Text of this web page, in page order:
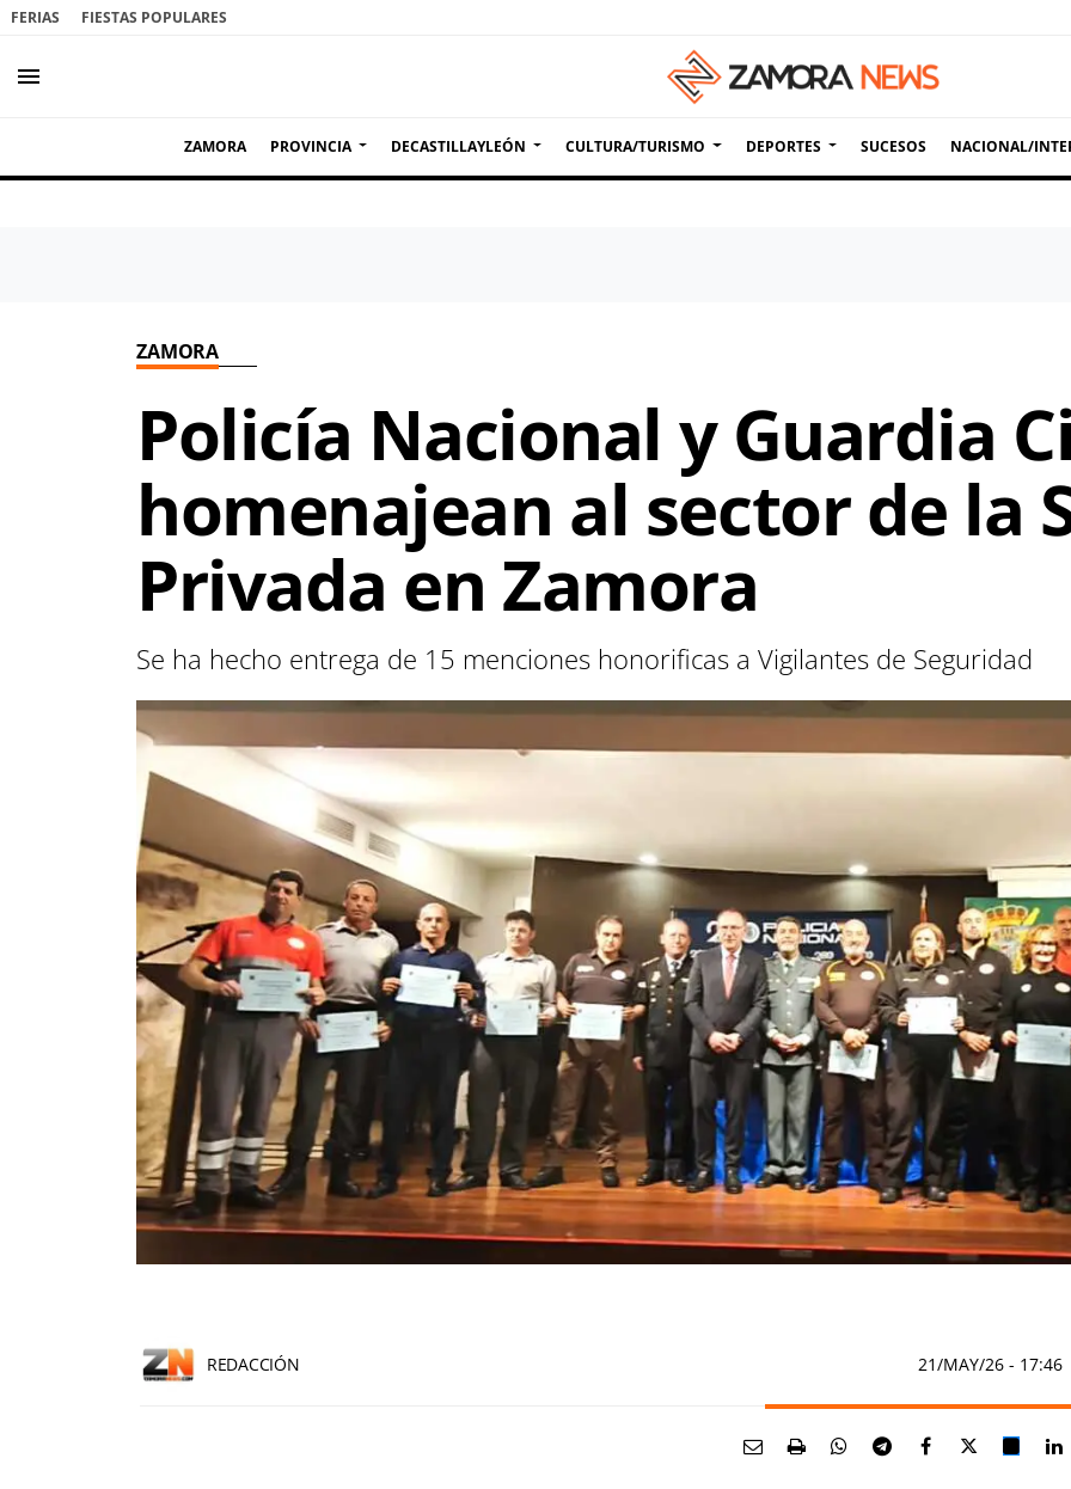
FERIAS FIESTAS POPULARES
menu
ZAMORA PROVINCIA DECASTILLAYLEÓN CULTURA/TURISMO DEPORTES SUCESOS NACIONAL/
ZAMORA
Policía Nacional y Guardia
homenajean al sector de la
Privada en Zamora
Se ha hecho entrega de 15 menciones honorificas a Vigilantes de Seguridad
REDACCIÓN 21/MAY/26 - 17:46